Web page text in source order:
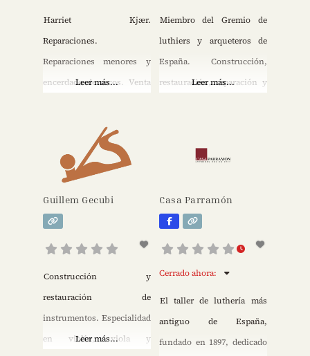
Harriet Kjær.
Reparaciones.
Reparaciones menores y
encerdado de arcos. Venta
instrumentos antiguos y
modernos. Alquiler de
instrumentos. Violines,
violas, violonchelos,
contrabajos.
Leer más...
Miembro del Gremio de
luthiers y arqueteros de
España. Construcción,
restauración, reparación y
Leer más...
Guillem Gecubi
Construcción y
restauración de
instrumentos. Especialidad
en violín, viola y
Leer más...
Casa Parramón
Cerrado ahora:
El taller de luthería más
antiguo de España,
fundado en 1897, dedicado